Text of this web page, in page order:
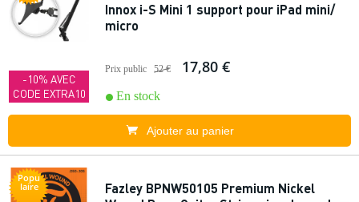
-10% AVEC
CODE EXTRA10
Innox i-S Mini 1 support pour iPad mini/
micro
Prix public 52 € 17,80 €
En stock
Ajouter au panier
Popu
laire
Fazley BPNW50105 Premium Nickel